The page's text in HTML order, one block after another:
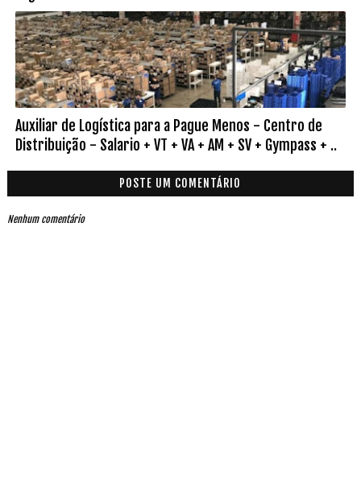
Auxiliar de Logística para a Pague Menos - Centro de
Distribuição - Salario + VT + VA + AM + SV + Gympass + ..
POSTE UM COMENTÁRIO
Nenhum comentário